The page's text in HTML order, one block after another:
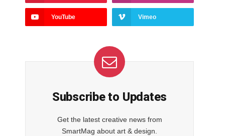
YouTube Vimeo
Subscribe to Updates
Get the latest creative news from
SmartMag about art & design.